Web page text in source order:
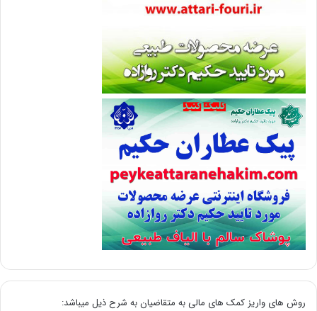
روش های واریز کمک های مالی به متقاضیان به شرح ذیل میباشد: